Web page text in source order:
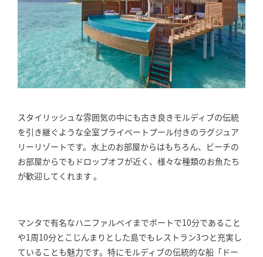
スタイリッシュな雰囲気の中にも古き良きモルディブの伝統
を引き継ぐような全室プライベートプール付きのラグジュア
リーリゾートです。水上のお部屋からはもちろん、ビーチの
お部屋からでもドロップオフが近く、様々な種類のお魚たち
が歓迎してくれます 。
マンタで有名なハニファルベイまでボートで10分であること
や1周10分とこじんまりとした島でもレストラン3つと充実し
ていることも魅力です。特にモルディブの伝統的な船「ドー